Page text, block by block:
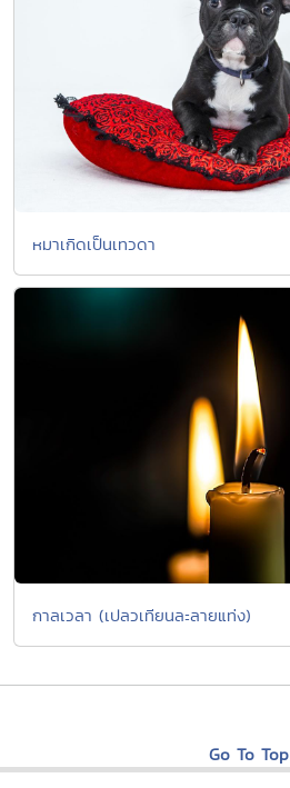
หมาเกิดเป็นเทวดา
กาลเวลา (เปลวเทียนละลายแท่ง)
Go To Top